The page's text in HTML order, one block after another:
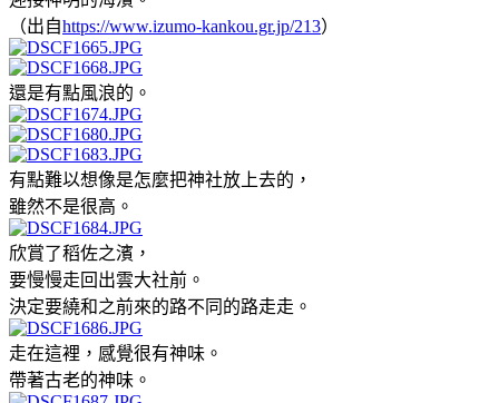
（出自https://www.izumo-kankou.gr.jp/213）
還是有點風浪的。
有點難以想像是怎麼把神社放上去的，
雖然不是很高。
欣賞了稻佐之濱，
要慢慢走回出雲大社前。
決定要繞和之前來的路不同的路走走。
走在這裡，感覺很有神味。
帶著古老的神味。